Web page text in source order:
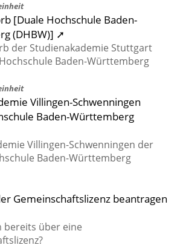
[Duale Hochschule Baden-
(DHBW)] ➚
der Studienakademie Stuttgart
Baden-Württemberg
Villingen-Schwenningen
Baden-Württemberg
Villingen-Schwenningen der
Baden-Württemberg
Gemeinschaftslizenz beantragen
bereits über eine